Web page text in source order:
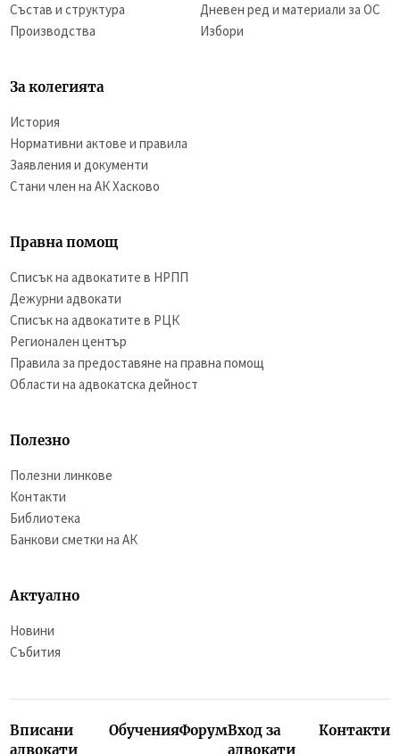
Състав и структура
Производства
Дневен ред и материали за ОС
Избори
За колегията
История
Нормативни актове и правила
Заявления и документи
Стани член на АК Хасково
Правна помощ
Списък на адвокатите в НРПП
Дежурни адвокати
Списък на адвокатите в РЦК
Регионален център
Правила за предоставяне на правна помощ
Области на адвокатска дейност
Полезно
Полезни линкове
Контакти
Библиотека
Банкови сметки на АК
Актуално
Новини
Събития
Вписани
адвокати
ОбученияФорумВход за
адвокати
Контакти